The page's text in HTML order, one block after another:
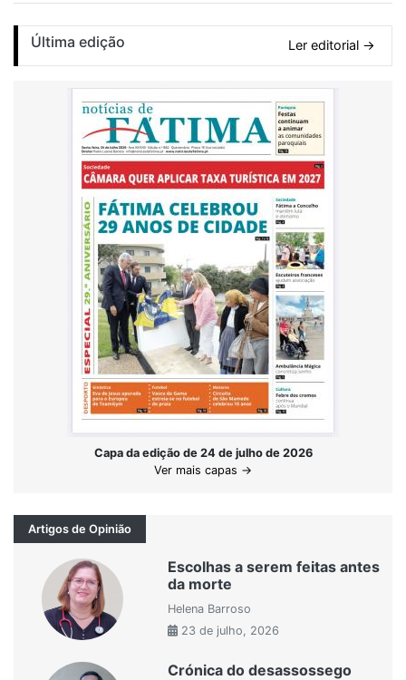
Última edição Ler editorial →
Capa da edição de 24 de julho de 2026
Ver mais capas →
Artigos de Opinião
Escolhas a serem feitas antes
da morte
Helena Barroso
23 de julho, 2026
Crónica do desassossego